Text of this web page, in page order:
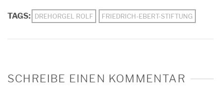
TAGS: DREHORGEL ROLF FRIEDRICH-EBERT-STIFTUNG
SCHREIBE EINEN KOMMENTAR